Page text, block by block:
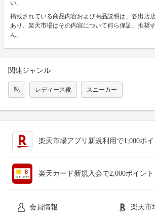
い。
掲載されている商品内容および商品説明は、各出店
あり、楽天市場はその内容について何ら保証、推奨
ん。
関連ジャンル
靴 レディース靴 スニーカー
楽天市場アプリ新規利用で1,000ポイ
楽天カード新規入会で2,000ポイント
会員情報 楽天市